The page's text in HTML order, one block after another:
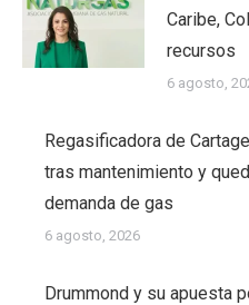
Caribe,
recursos
6 agosto,
Regasificadora de
tras mantenimiento y
demanda de gas
6 agosto, 2026
Drummond y su apuesta